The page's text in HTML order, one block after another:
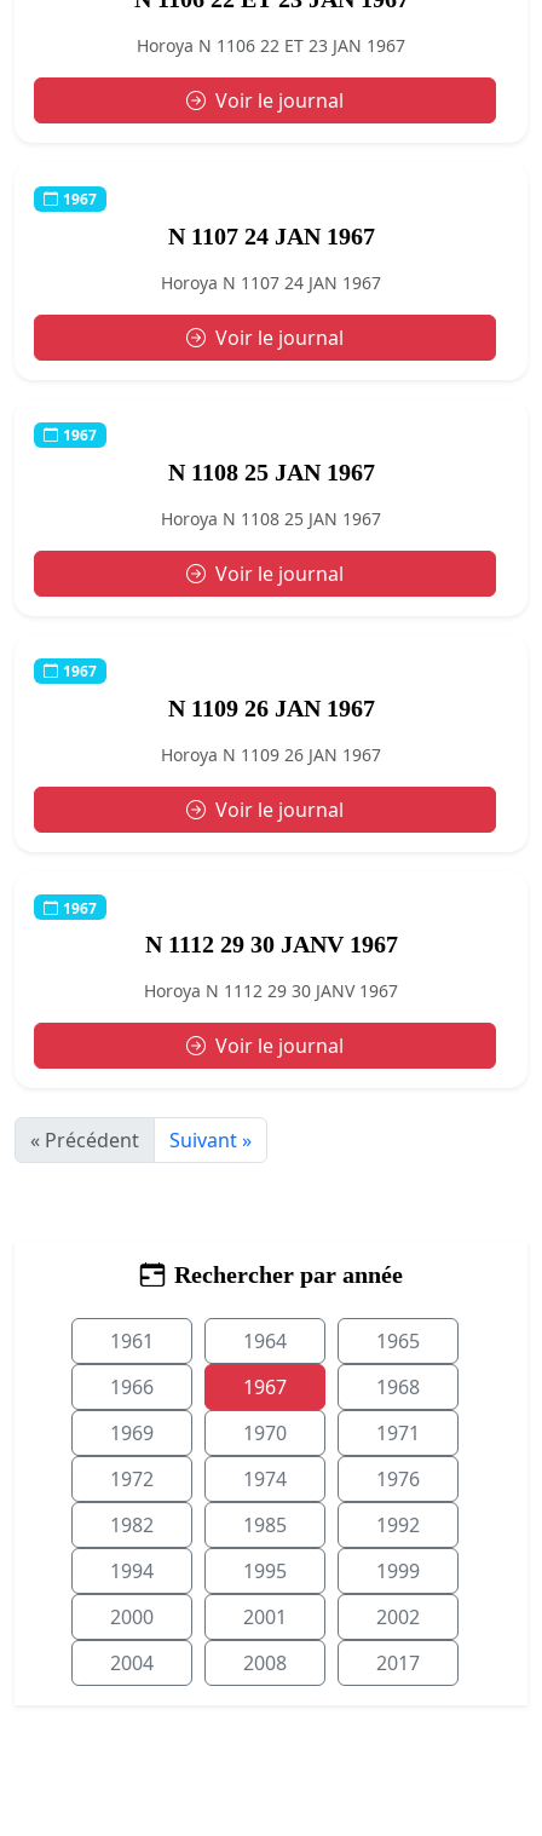
Horoya N 1106 22 ET 23 JAN 1967
Voir le journal
1967
N 1107 24 JAN 1967
Horoya N 1107 24 JAN 1967
Voir le journal
1967
N 1108 25 JAN 1967
Horoya N 1108 25 JAN 1967
Voir le journal
1967
N 1109 26 JAN 1967
Horoya N 1109 26 JAN 1967
Voir le journal
1967
N 1112 29 30 JANV 1967
Horoya N 1112 29 30 JANV 1967
Voir le journal
« Précédent Suivant »
Rechercher par année
1961 1964
1965
1966
1967
1968
1969
1970
1971
1972
1974
1976
1982
1985
1992
1994
1995
1999
2000
2001
2002
2004
2008 2017